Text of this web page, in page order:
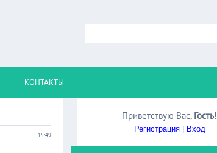
КОНТАКТЫ
15:49
Приветствую Вас, Гость!
Регистрация| Вход